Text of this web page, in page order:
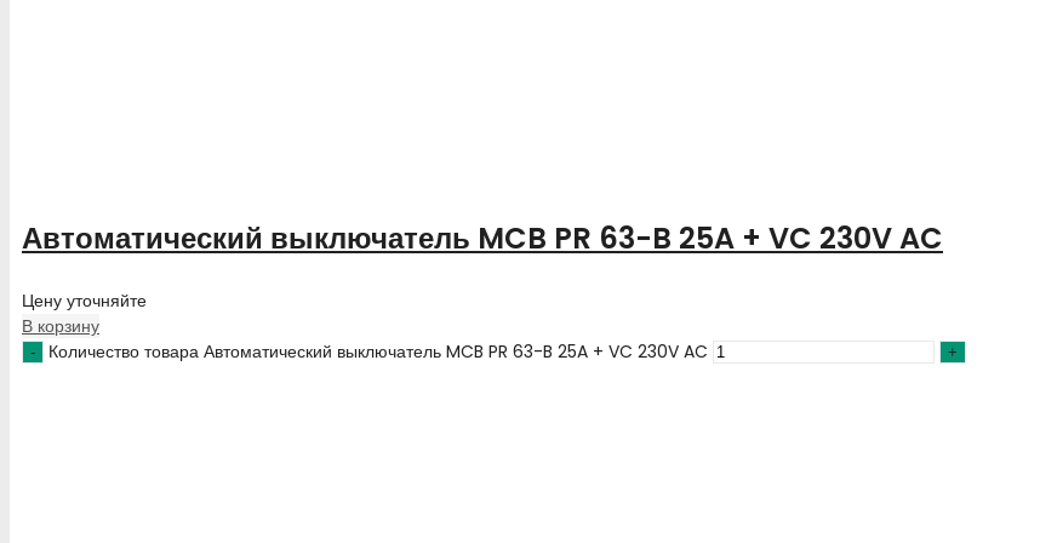
Автоматический выключатель MCB PR 63-B 25A + VC 230V AC
Цену уточняйте
В корзину
Количество товара Автоматический выключатель MCB PR 63-B 25A + VC 230V AC